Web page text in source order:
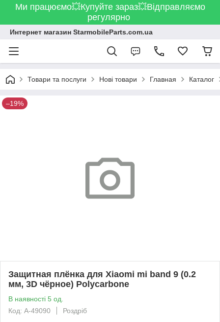
Ми працюємо💥Купуйте зараз💥Відправляємо
регулярно
Интернет магазин StarmobileParts.com.ua
Товари та послуги Нові товари Главная Каталог
–19%
Защитная плёнка для Xiaomi mi band 9 (0.2
мм, 3D чёрное) Polycarbone
В наявності 5 од.
Код: A-49090
Роздріб